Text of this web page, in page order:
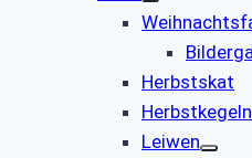
Herbstskat
Herbstkegeln
Leiwen